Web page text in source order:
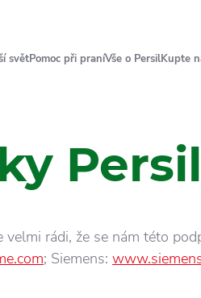
světPomoc při praníVše o PersilKupte
Persil
rádi, že se nám této
; Siemens: